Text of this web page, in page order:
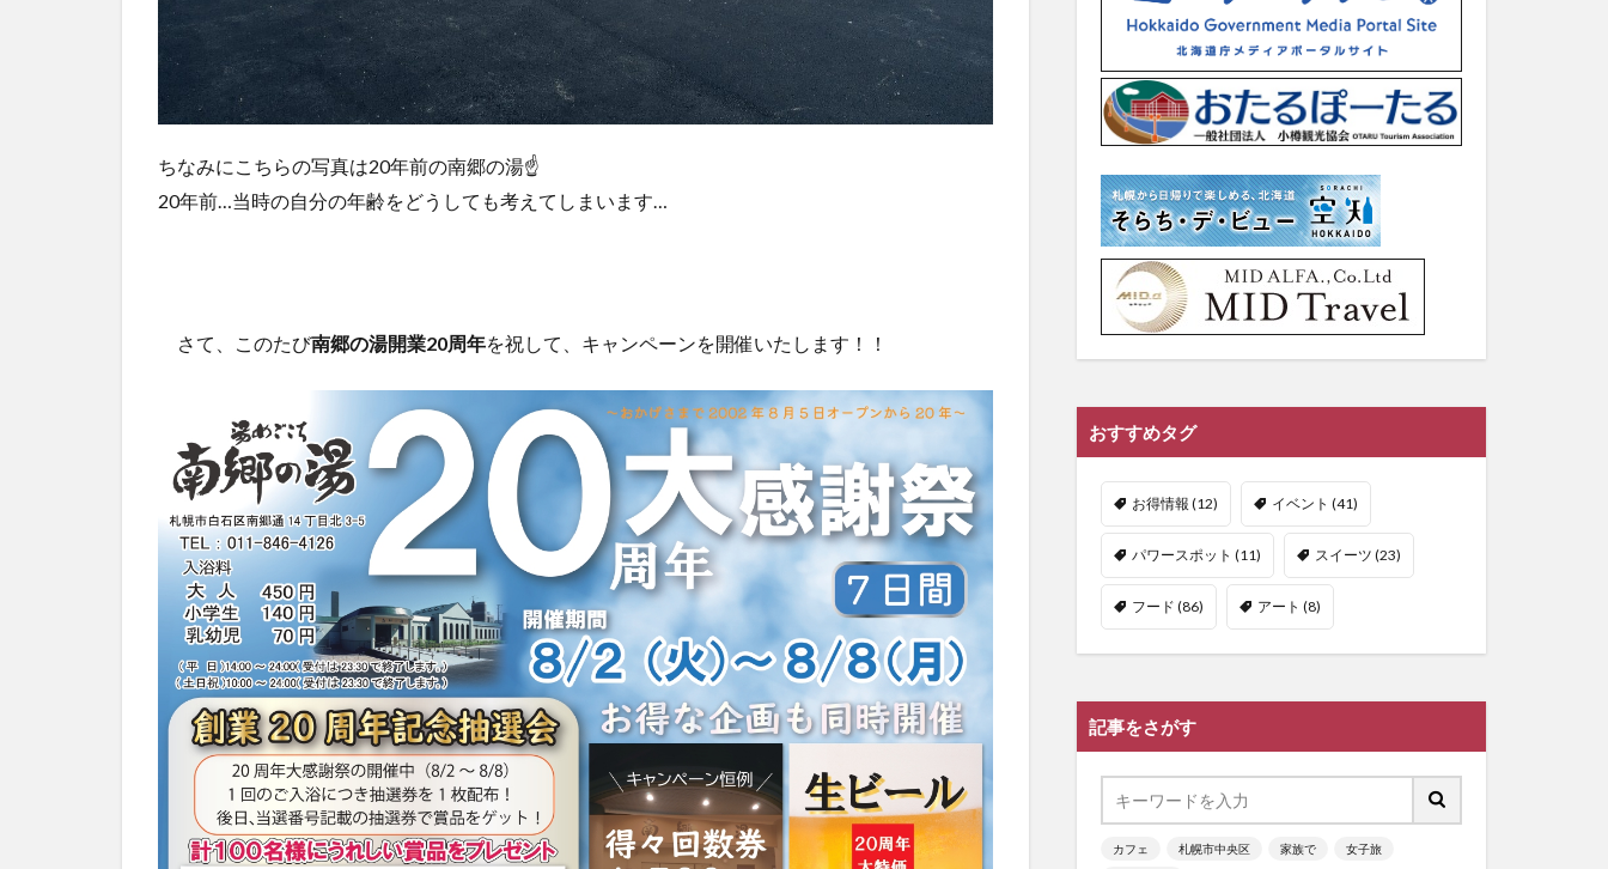
ちなみにこちらの写真は20年前の南郷の湯☝
20年前…当時の自分の年齢をどうしても考えてしまいます…
さて、このたび南郷の湯開業20周年を祝して、キャンペーンを開催いたします！！
おすすめタグ
お得情報 (12) イベント (41)
パワースポット (11) スイーツ (23)
フード (86) アート (8)
記事をさがす
カフェ 札幌市中央区 家族で 女子旅